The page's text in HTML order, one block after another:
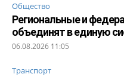
Общество
Региональные и
объединят в единую
06.08.2026 11:05
Транспорт